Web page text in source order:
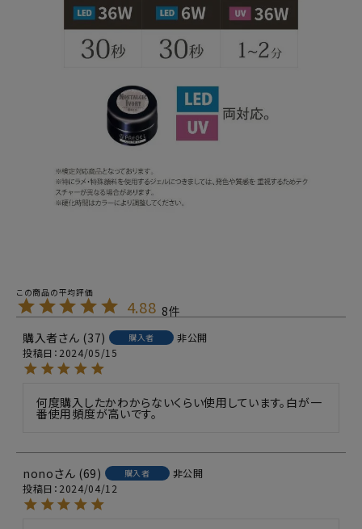
4.88 8
購入者
37 購入者
非公開
投稿日
2024/05/15
何度購入したかわからないくらい使用しています。白が一
番使用頻度が高いです。
nono 69 購入者
非公開
投稿日
2024/04/12